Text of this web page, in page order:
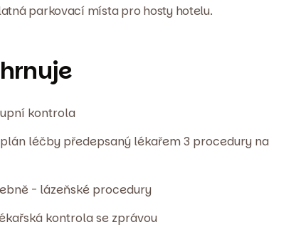
parkovací místa pro hosty hotelu.
kontrola
léčby předepsaný lékařem 3 procedury na
- lázeňské procedury
kontrola se zprávou